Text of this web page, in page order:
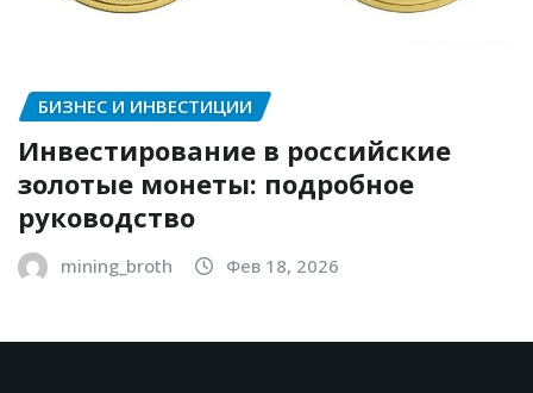
БИЗНЕС И ИНВЕСТИЦИИ
Инвестирование в российские
золотые монеты: подробное
руководство
mining_broth Фев 18, 2026